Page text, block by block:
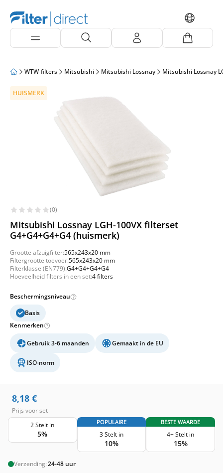
WTW-filters Mitsubishi Mitsubishi Lossnay Mitsubishi Lossnay
HUISMERK
(0)
Mitsubishi Lossnay LGH-100VX filterset
G4+G4+G4+G4 (huismerk)
Grootte afzuigfilter:565x243x20 mm
Filtergrootte toevoer:565x243x20 mm
Filterklasse (EN779):G4+G4+G4+G4
Hoeveelheid filters in een set:4 filters
Beschermingsniveau
Basis
Kenmerken
Gebruik 3-6 maanden Gemaakt in de EU
ISO-norm
8,18 €
Prijs voor set
2 Stelt in
5%
POPULAIRE
3 Stelt in
10%
BESTE WAARDE
4+ Stelt in
15%
Verzending:24-48 uur